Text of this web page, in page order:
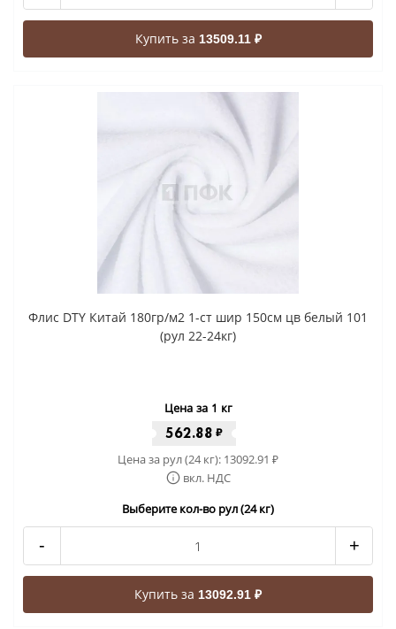
Купить за 13509.11 ₽
Флис DTY Китай 180гр/м2 1-ст шир 150см цв белый 101
(рул 22-24кг)
Цена за 1 кг
562.88 ₽
Цена за рул (24 кг): 13092.91 ₽
вкл. НДС
Выберите кол-во рул (24 кг)
- +
Купить за 13092.91 ₽